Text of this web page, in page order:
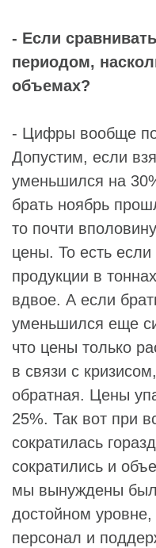
- Если
периодом,
объемах?
- Цифры вообще
Допустим, если
уменьшился на
брать ноябрь
то почти
цены. То есть
продукции в
вдвое. А если
уменьшился еще
что цены только
в связи с
обратная. Цены
25%. Так вот при
сократилась
сократились и
мы вынуждены
достойном
персонал и